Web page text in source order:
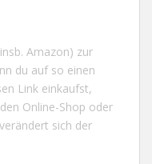
Amazon) zur
du auf so einen
Link einkaufst,
Online-Shop oder
sich der